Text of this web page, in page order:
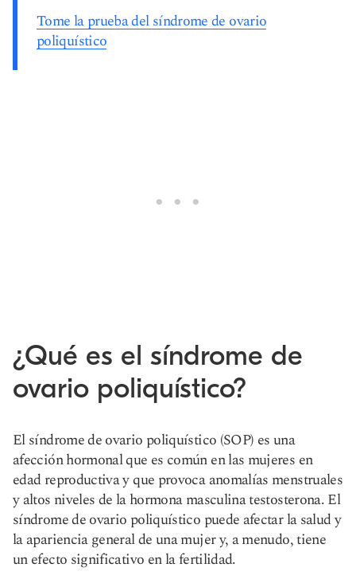
Tome la prueba del síndrome de ovario
poliquístico
¿Qué es el síndrome de
ovario poliquístico?
El síndrome de ovario poliquístico (SOP) es una
afección hormonal que es común en las mujeres en
edad reproductiva y que provoca anomalías menstruales
y altos niveles de la hormona masculina testosterona. El
síndrome de ovario poliquístico puede afectar la salud y
la apariencia general de una mujer y, a menudo, tiene
un efecto significativo en la fertilidad.